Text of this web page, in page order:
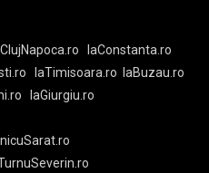
laConstanta.ro
laTimisoara.ro
laBuzau.ro
laGiurgiu.ro